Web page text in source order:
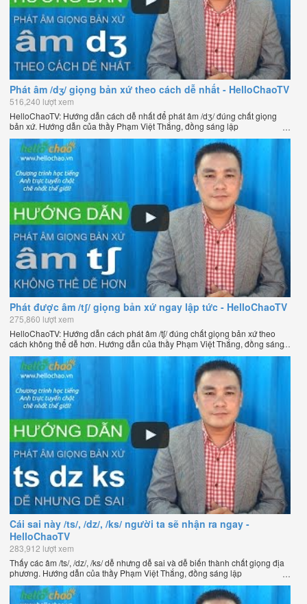
Phát âm /dʒ/ giọng bản xứ theo cách dễ nhất - HelloChaoTV
516,240 lượt xem
HelloChaoTV: Hướng dẫn cách dễ nhất để phát âm /dʒ/ đúng chất giọng
bản xứ. Hướng dẫn của thầy Phạm Việt Thắng, đồng sáng lập
HelloChao.vn - Chương trình dạy tiếng Anh trực tuyến chặt chẽ nhất thế
giới.
Phát được âm /tʃ/ giọng bản xứ ngay lập tức - HelloChaoTV
275,860 lượt xem
HelloChaoTV: Hướng dẫn cách phát âm /tʃ/ đúng chất giọng bản xứ theo
cách không thể dễ hơn. Hướng dẫn của thầy Phạm Việt Thắng, đồng sáng
lập HelloChao.vn - Chương trình dạy tiếng Anh trực tuyến chặt chẽ nhất
thế giới.
Cái sai này /ts/, /dz/, /ks/ người ta sẽ nhận ra ngay -
HelloChaoTV
283,912 lượt xem
Thấy các âm /ts/, /dz/, /ks/ dễ nhưng dễ sai và dễ biến thành chất giọng địa
phương. Hướng dẫn của thầy Phạm Việt Thắng, đồng sáng lập
HelloChao.vn - Chương trình dạy tiếng Anh trực tuyến chặt chẽ nhất thế
giới.